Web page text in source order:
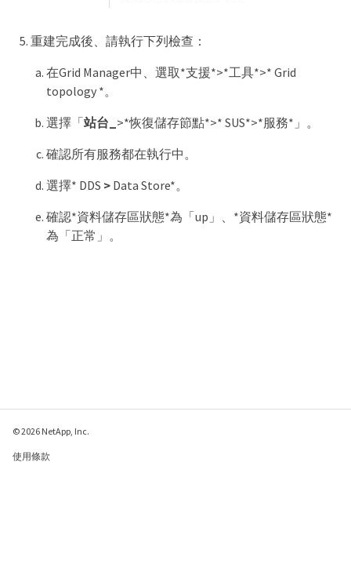
重建完成後、請執行下列檢查：
在Grid Manager中、選取*支援*>*工具*>* Grid
topology *。
選擇「站台_ >*恢復儲存節點*>* SUS*>*服務*」。
確認所有服務都在執行中。
選擇* DDS >Data Store*。
確認*資料儲存區狀態*為「up」、*資料儲存區狀態*
為「正常」。
© 2026 NetApp, Inc.
使用條款